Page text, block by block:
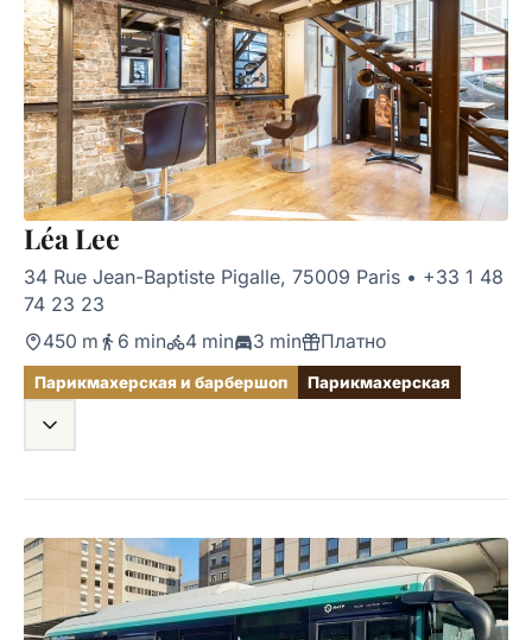
Léa Lee
34 Rue Jean-Baptiste Pigalle, 75009 Paris • +33 1 48
74 23 23
450 m 6 min 4 min 3 min Платно
Парикмахерская и барбершоп Парикмахерская